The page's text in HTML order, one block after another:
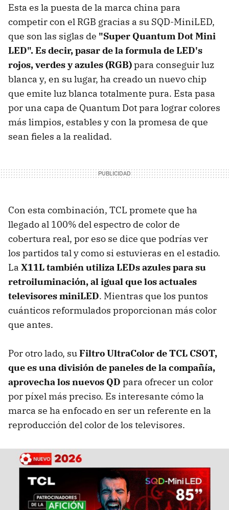
Esta es la puesta de la marca china para
competir con el RGB gracias a su SQD-MiniLED,
que son las siglas de "Super Quantum Dot Mini
LED". Es decir, pasar de la formula de LED's
rojos, verdes y azules (RGB)para conseguir luz
blanca y, en su lugar, ha creado un nuevo chip
que emite luz blanca totalmente pura. Esta pasa
por una capa de Quantum Dot para lograr colores
más limpios, estables y con la promesa de que
sean fieles a la realidad.
Con esta combinación, TCL promete que ha
llegado al 100% del espectro de color de
cobertura real, por eso se dice que podrías ver
los partidos tal y como si estuvieras en el estadio.
La X11L también utiliza LEDs azules para su
retroiluminación, al igual que los actuales
televisores miniLED. Mientras que los puntos
cuánticos reformulados proporcionan más color
que antes.
Por otro lado, suFiltro UltraColor de TCL CSOT,
que es una división de paneles de la compañía,
aprovecha los nuevos QD para ofrecer un color
por píxel más preciso. Es interesante cómo la
marca se ha enfocado en ser un referente en la
reproducción del color de los televisores.